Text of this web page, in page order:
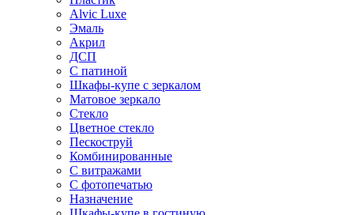
Alvic Luxe
Эмаль
Акрил
ДСП
С патиной
Шкафы-купе с зеркалом
Матовое зеркало
Стекло
Цветное стекло
Пескоструй
Комбинированные
С витражами
С фотопечатью
Назначение